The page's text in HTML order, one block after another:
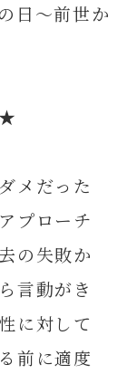
日～前世か
メだった
プローチ
の失敗か
言動がき
に対して
前に適度